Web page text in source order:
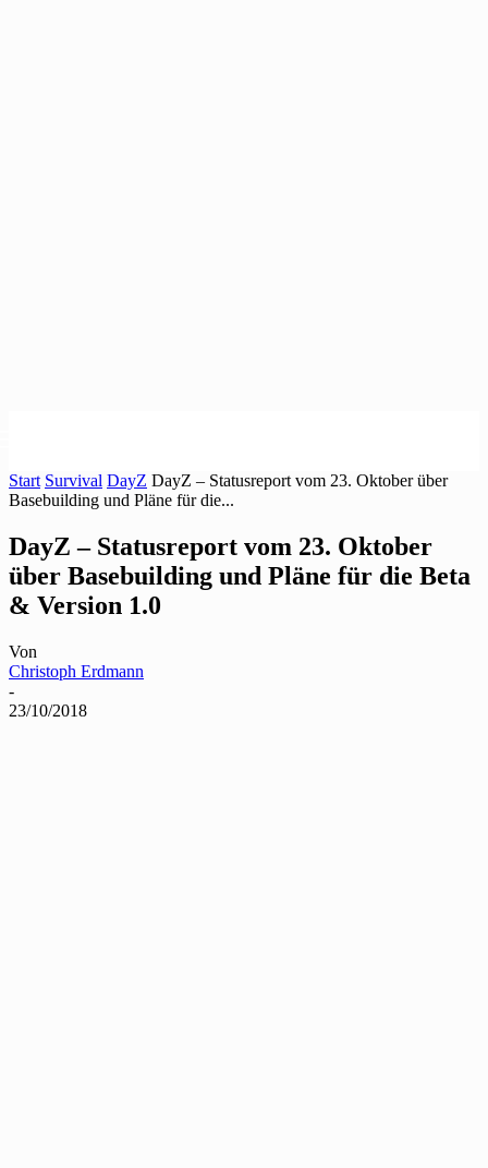
Start Survival DayZ DayZ – Statusreport vom 23. Oktober über
Basebuilding und Pläne für die...
DayZ – Statusreport vom 23. Oktober
über Basebuilding und Pläne für die Beta
& Version 1.0
Von
Christoph Erdmann
-
23/10/2018